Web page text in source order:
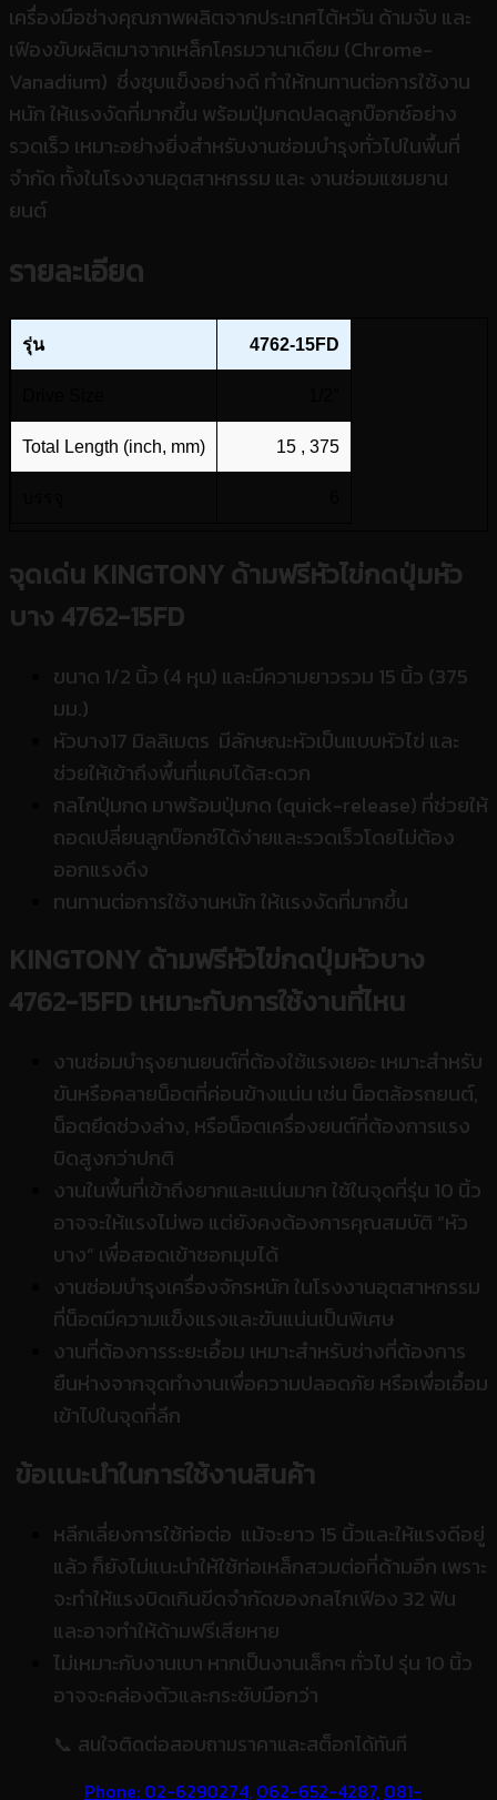
เครื่องมือช่างคุณภาพผลิตจากประเทศไต้หวัน ด้ามจับ และ
เฟืองขับผลิตมาจากเหล็กโครมวานาเดียม (Chrome-
Vanadium) ซึ่งชุบแข็งอย่างดี ทำให้ทนทานต่อการใช้งาน
หนัก ให้เเรงงัดที่มากขึ้น พร้อมปุ่มกดปลดลูกบ๊อกซ์อย่าง
รวดเร็ว เหมาะอย่างยิ่งสำหรับงานซ่อมบำรุงทั่วไปในพื้นที่
จำกัด ทั้งในโรงงานอุตสาหกรรม และ งานซ่อมแซมยาน
ยนต์
รายละเอียด
รุ่น 4762-15FD
Total Length (inch, mm) 15 , 375
จุดเด่น KINGTONY ด้ามฟรีหัวไข่กดปุ่มหัว
บาง 4762-15FD
ขนาด 1/2 นิ้ว (4 หุน) และมีความยาวรวม 15 นิ้ว (375
มม.)
หัวบาง17 มิลลิเมตร มีลักษณะหัวเป็นแบบหัวไข่ และ
ช่วยให้เข้าถึงพื้นที่แคบได้สะดวก
กลไกปุ่มกด มาพร้อมปุ่มกด (quick-release) ที่ช่วยให้
ถอดเปลี่ยนลูกบ๊อกซ์ได้ง่ายและรวดเร็วโดยไม่ต้อง
ออกแรงดึง
ทนทานต่อการใช้งานหนัก ให้เเรงงัดที่มากขึ้น
KINGTONY ด้ามฟรีหัวไข่กดปุ่มหัวบาง
4762-15FD เหมาะกับการใช้งานที่ไหน
งานซ่อมบำรุงยานยนต์ที่ต้องใช้แรงเยอะ เหมาะสำหรับ
ขันหรือคลายน็อตที่ค่อนข้างแน่น เช่น น็อตล้อรถยนต์,
น็อตยึดช่วงล่าง, หรือน็อตเครื่องยนต์ที่ต้องการแรง
บิดสูงกว่าปกติ
งานในพื้นที่เข้าถึงยากและแน่นมาก ใช้ในจุดที่รุ่น 10 นิ้ว
อาจจะให้แรงไม่พอ แต่ยังคงต้องการคุณสมบัติ “หัว
บาง” เพื่อสอดเข้าซอกมุมได้
งานซ่อมบำรุงเครื่องจักรหนัก ในโรงงานอุตสาหกรรม
ที่น็อตมีความแข็งแรงและขันแน่นเป็นพิเศษ
งานที่ต้องการระยะเอื้อม เหมาะสำหรับช่างที่ต้องการ
ยืนห่างจากจุดทำงานเพื่อความปลอดภัย หรือเพื่อเอื้อม
เข้าไปในจุดที่ลึก
ข้อเเนะนำในการใช้งานสินค้า
หลีกเลี่ยงการใช้ท่อต่อ แม้จะยาว 15 นิ้วและให้แรงดีอยู่
แล้ว ก็ยังไม่แนะนำให้ใช้ท่อเหล็กสวมต่อที่ด้ามอีก เพราะ
จะทำให้แรงบิดเกินขีดจำกัดของกลไกเฟือง 32 ฟัน
และอาจทำให้ด้ามฟรีเสียหาย
ไม่เหมาะกับงานเบา หากเป็นงานเล็กๆ ทั่วไป รุ่น 10 นิ้ว
อาจจะคล่องตัวและกระชับมือกว่า
📞 สนใจติดต่อสอบถามราคาและสต็อกได้ทันที
Phone: 02-6290274, 062-652-4287, 081-